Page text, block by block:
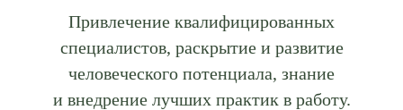
Привлечение квалифицированных
специалистов, раскрытие и развитие
человеческого потенциала, знание
и внедрение лучших практик в работу.